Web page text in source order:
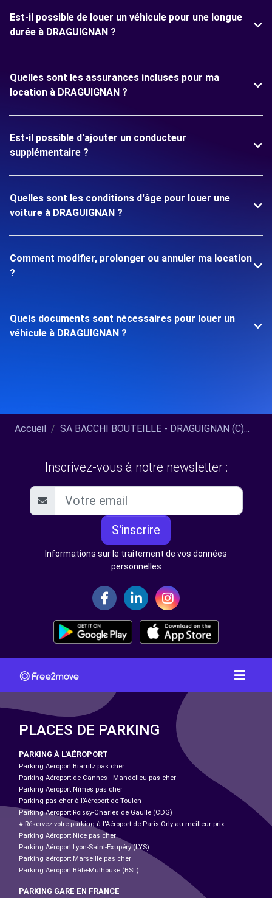
Est-il possible de louer un véhicule pour une longue
durée à DRAGUIGNAN ?
Quelles sont les assurances incluses pour ma
location à DRAGUIGNAN ?
Est-il possible d'ajouter un conducteur
supplémentaire ?
Quelles sont les conditions d'âge pour louer une
voiture à DRAGUIGNAN ?
Comment modifier, prolonger ou annuler ma location
?
Quels documents sont nécessaires pour louer un
véhicule à DRAGUIGNAN ?
Accueil SA BACCHI BOUTEILLE - DRAGUIGNAN (C)...
Inscrivez-vous à notre newsletter :
S'inscrire
Informations sur le traitement de vos données
personnelles
PLACES DE PARKING
PARKING À L'AÉROPORT
Parking Aéroport Biarritz pas cher
Parking Aéroport de Cannes - Mandelieu pas cher
Parking Aéroport Nîmes pas cher
Parking pas cher à l’Aéroport de Toulon
Parking Aéroport Roissy-Charles de Gaulle (CDG)
# Réservez votre parking à l'Aéroport de Paris-Orly au meilleur prix.
Parking Aéroport Nice pas cher
Parking Aéroport Lyon-Saint-Exupéry (LYS)
Parking aéroport Marseille pas cher
Parking Aéroport Bâle-Mulhouse (BSL)
PARKING GARE EN FRANCE